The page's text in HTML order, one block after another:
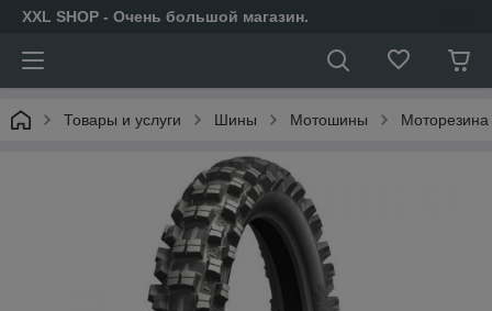
XXL SHOP - Очень большой магазин.
Товары и услуги Шины Мотошины